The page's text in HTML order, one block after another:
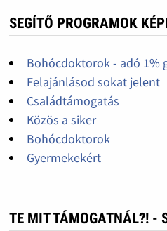
SEGÍTŐ PROGRAMOK
Bohócdoktorok - adó 1%
Felajánlásod sokat jelent
Családtámogatás
Közös a siker
Bohócdoktorok
Gyermekekért
TE MIT TÁMOGATNÁL?! -